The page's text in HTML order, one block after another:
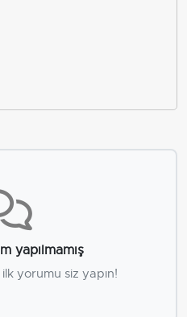
yapılmamış
yorumu siz yapın!